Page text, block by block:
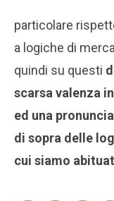
particolare
a logiche di
quindi su questi
scarsa valenza
ed una
di sopra delle
cui siamo